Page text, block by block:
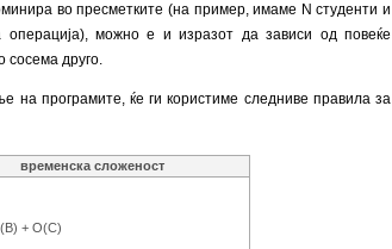
во пресметките (на пример, имаме N студенти и
можно е и изразот да зависи од повеќе
сосема друго.
на програмите, ќе ги користиме следниве правила за
временска сложеност
+ O(C)